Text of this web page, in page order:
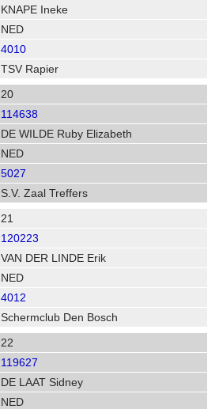
KNAPE Ineke
NED
4010
TSV Rapier
20
114638
DE WILDE Ruby Elizabeth
NED
5027
S.V. Zaal Treffers
21
120223
VAN DER LINDE Erik
NED
4012
Schermclub Den Bosch
22
119627
DE LAAT Sidney
NED